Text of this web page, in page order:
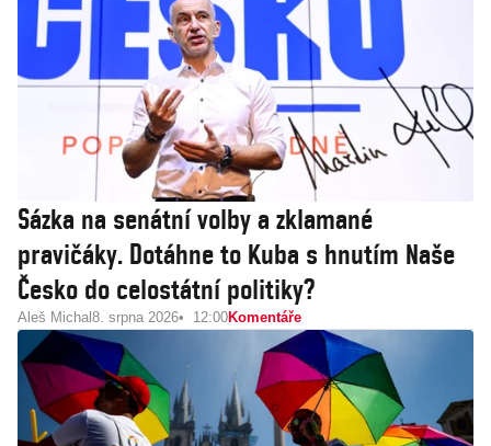
Sázka na senátní volby a zklamané
pravičáky. Dotáhne to Kuba s hnutím Naše
Česko do celostátní politiky?
Aleš Michal 8. srpna 2026 12:00Komentáře